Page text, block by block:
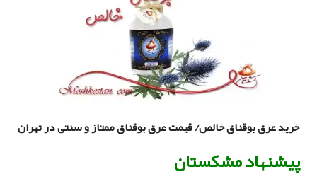
خرید عرق بوقناق خالص/ قیمت عرق بوقناق ممتاز و سنتی در تهران
پیشنهاد مشکستان